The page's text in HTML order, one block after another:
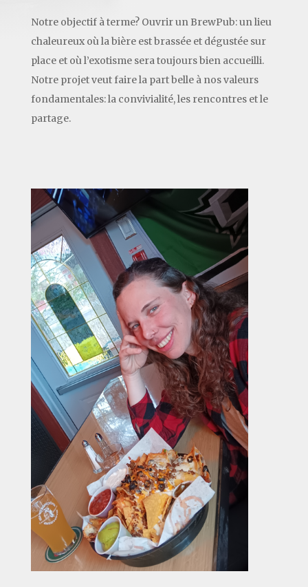
Notre objectif à terme? Ouvrir un BrewPub: un lieu
chaleureux où la bière est brassée et dégustée sur
place et où l’exotisme sera toujours bien accueilli.
Notre projet veut faire la part belle à nos valeurs
fondamentales: la convivialité, les rencontres et le
partage.